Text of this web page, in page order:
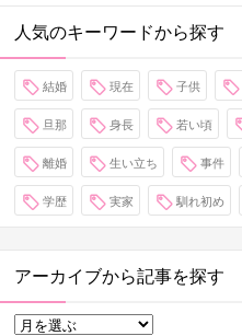
人気のキーワードから探す
結婚 現在 子供
旦那 身長 若い頃
離婚 生い立ち 事件
学歴 実家 馴れ初め
アーカイブから記事を探す